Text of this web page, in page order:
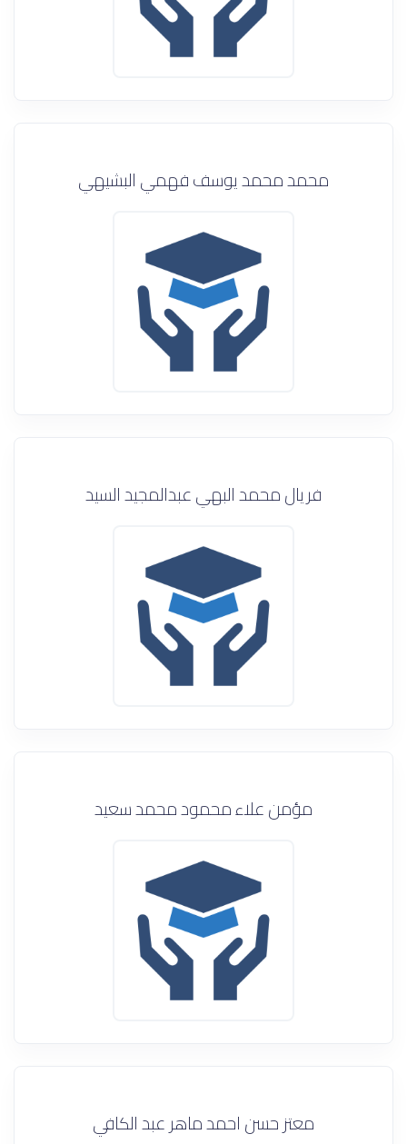
محمد محمد يوسف فهمي البشيهي
فريال محمد البهي عبدالمجيد السيد
مؤمن علاء محمود محمد سعيد
معتز حسن احمد ماهر عبد الكافي